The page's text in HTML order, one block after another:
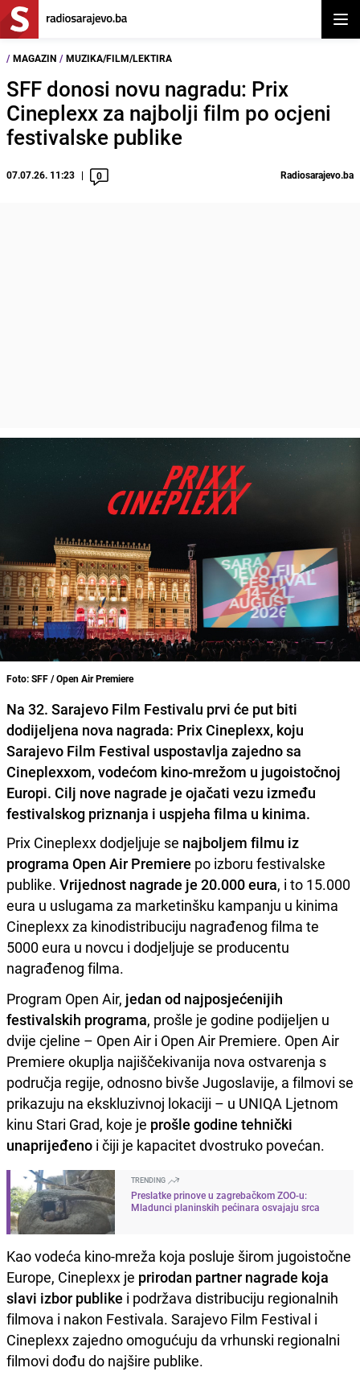
/ MAGAZIN / MUZIKA/FILM/LEKTIRA
SFF donosi novu nagradu: Prix
Cineplexx za najbolji film po ocjeni
festivalske publike
07.07.26. 11:23 0 Radiosarajevo.ba
Foto: SFF / Open Air Premiere
Na 32. Sarajevo Film Festivalu prvi će put biti
dodijeljena nova nagrada: Prix Cineplexx, koju
Sarajevo Film Festival uspostavlja zajedno sa
Cineplexxom, vodećom kino-mrežom u jugoistočnoj
Europi. Cilj nove nagrade je ojačati vezu između
festivalskog priznanja i uspjeha filma u kinima.
Prix Cineplexx dodjeljuje se najboljem filmu iz
programa Open Air Premiere po izboru festivalske
publike. Vrijednost nagrade je 20.000 eura, i to 15.000
eura u uslugama za marketinšku kampanju u kinima
Cineplexx za kinodistribuciju nagrađenog filma te
5000 eura u novcu i dodjeljuje se producentu
nagrađenog filma.
Program Open Air, jedan od najposjećenijih
festivalskih programa, prošle je godine podijeljen u
dvije cjeline – Open Air i Open Air Premiere. Open Air
Premiere okuplja najiščekivanija nova ostvarenja s
područja regije, odnosno bivše Jugoslavije, a filmovi se
prikazuju na ekskluzivnoj lokaciji – u UNIQA Ljetnom
kinu Stari Grad, koje je prošle godine tehnički
unaprijeđeno i čiji je kapacitet dvostruko povećan.
TRENDING
Preslatke prinove u zagrebačkom ZOO-u:
Mladunci planinskih pećinara osvajaju srca
Kao vodeća kino-mreža koja posluje širom jugoistočne
Europe, Cineplexx je prirodan partner nagrade koja
slavi izbor publike i podržava distribuciju regionalnih
filmova i nakon Festivala. Sarajevo Film Festival i
Cineplexx zajedno omogućuju da vrhunski regionalni
filmovi dođu do najšire publike.